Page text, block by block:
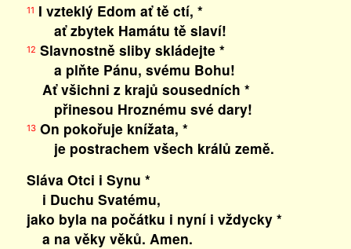
11 I vzteklý Edom ať tě ctí, *
ať zbytek Hamátu tě slaví!
12 Slavnostně sliby skládejte *
a plňte Pánu, svému Bohu!
Ať všichni z krajů sousedních *
přinesou Hroznému své dary!
13On pokořuje knížata, *
je postrachem všech králů země.
Sláva Otci i Synu *
i Duchu Svatému,
jako byla na počátku i nyní i vždycky *
a na věky věků. Amen.